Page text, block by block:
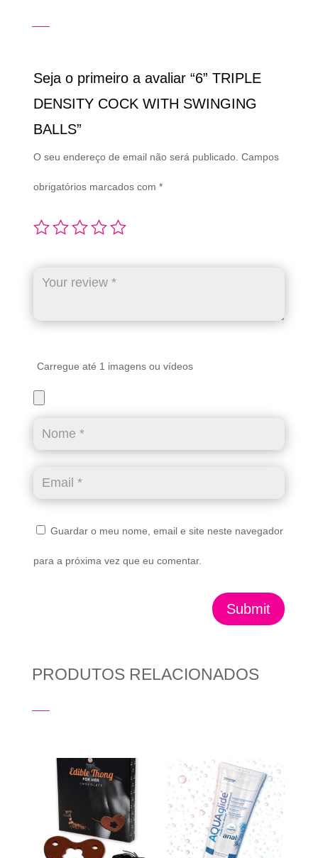
Seja o primeiro a avaliar “6” TRIPLE
DENSITY COCK WITH SWINGING
BALLS”
O seu endereço de email não será publicado. Campos
obrigatórios marcados com *
Carregue até 1 imagens ou vídeos
Guardar o meu nome, email e site neste navegador
para a próxima vez que eu comentar.
Submit
PRODUTOS RELACIONADOS